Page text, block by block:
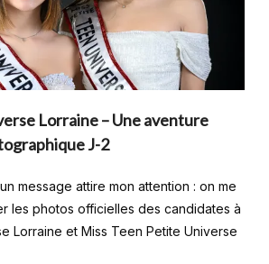
Lorraine – Une aventure
J-2
message attire mon attention : on me
les photos officielles des candidates à
Lorraine et Miss Teen Petite Universe